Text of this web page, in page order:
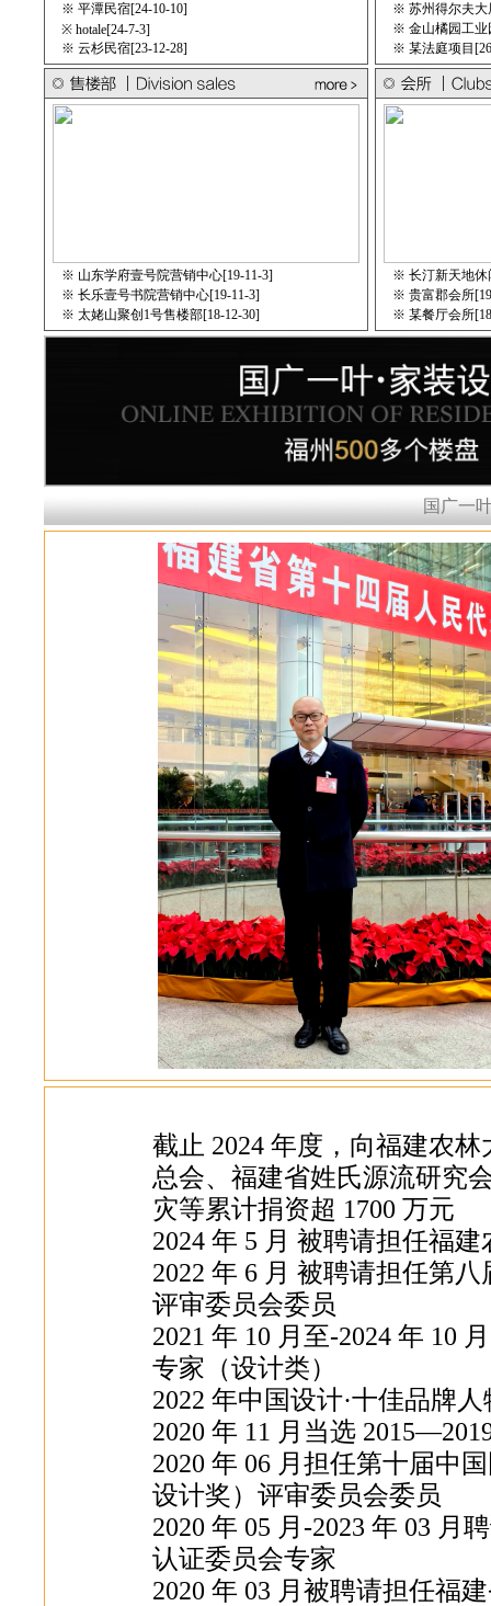
※ 平潭民宿[24-10-10]
※ hotale[24-7-3]
※ 云杉民宿[23-12-28]
※ 苏州得尔夫大
※ 金山橘园工业
※ 某法庭项目
※ 山东学府壹号院营销中心[19-11-3]
※ 长乐壹号书院营销中心[19-11-3]
※ 太姥山聚创1号售楼部[18-12-30]
※ 长汀新天地休
※ 贵富郡会所
※ 某餐厅会所
国广一
截止 2024 年度，向福建农
总会、福建省姓氏源流研究
灾等累计捐资超 1700 万元
2024 年 5 月 被聘请担任福
2022 年 6 月 被聘请担任第
评审委员会委员
2021 年 10 月至-2024 年 10
专家（设计类）
2022 年中国设计·十佳品牌人
2020 年 11 月当选
2020 年 06 月担任第十届中
设计奖）评审委员会委员
2020 年 05 月-2023 年 03 月
认证委员会专家
2020 年 03 月被聘请担任福